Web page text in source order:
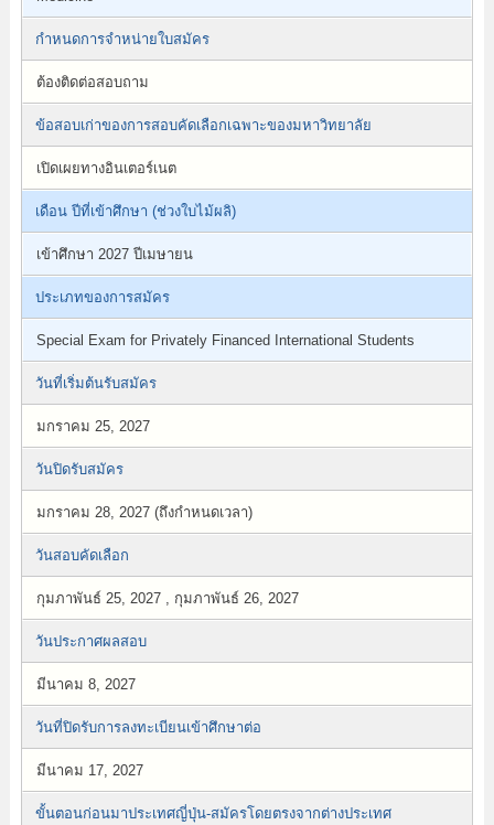
กำหนดการจำหน่ายใบสมัคร
ต้องติดต่อสอบถาม
ข้อสอบเก่าของการสอบคัดเลือกเฉพาะของมหาวิทยาลัย
เปิดเผยทางอินเตอร์เนต
เดือน ปีที่เข้าศึกษา (ช่วงใบไม้ผลิ)
เข้าศึกษา 2027 ปีเมษายน
ประเภทของการสมัคร
Special Exam for Privately Financed International Students
วันที่เริ่มต้นรับสมัคร
มกราคม 25, 2027
วันปิดรับสมัคร
มกราคม 28, 2027 (ถึงกำหนดเวลา)
วันสอบคัดเลือก
กุมภาพันธ์ 25, 2027 , กุมภาพันธ์ 26, 2027
วันประกาศผลสอบ
มีนาคม 8, 2027
วันที่ปิดรับการลงทะเบียนเข้าศึกษาต่อ
มีนาคม 17, 2027
ขั้นตอนก่อนมาประเทศญี่ปุ่น-สมัครโดยตรงจากต่างประเทศ